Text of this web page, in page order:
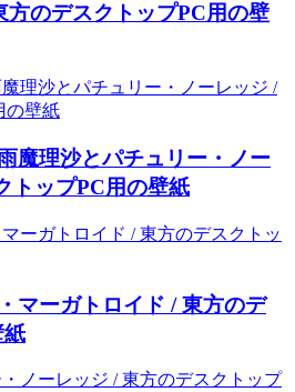
方のデスクトップPC用の壁
魔理沙とパチュリー・ノー
トップPC用の壁紙
マーガトロイド / 東方のデ
紙